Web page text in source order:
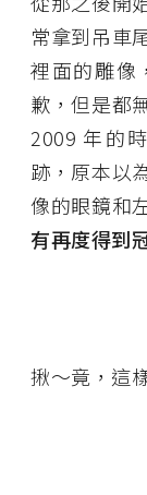
常拿到吊車
裡面的雕像
歉，但是都
2009 年的
跡，原本以
像的眼鏡和
有再度得到
揪～竟，這